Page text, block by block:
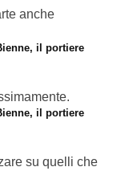
anche
il portiere
il portiere
su quelli che